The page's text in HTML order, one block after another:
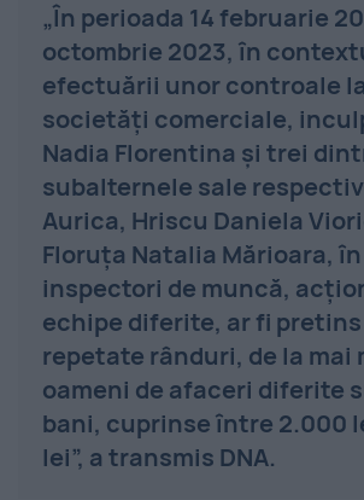
„În perioada 14 februarie
octombrie 2023, în
efectuării unor controale
societăţi comerciale,
Nadia Florentina şi trei
subalternele sale
Aurica, Hriscu Daniela
Floruţa Natalia Mărioara,
inspectori de muncă,
echipe diferite, ar fi
repetate rânduri, de la mai
oameni de afaceri diferite
bani, cuprinse între 2.000
lei”, a transmis DNA.